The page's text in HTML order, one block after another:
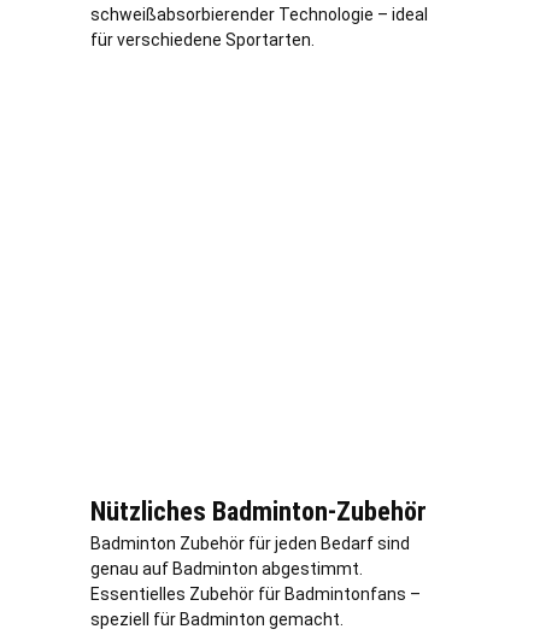
schweißabsorbierender Technologie – ideal
für verschiedene Sportarten.
Nützliches Badminton-Zubehör
Badminton Zubehör für jeden Bedarf sind
genau auf Badminton abgestimmt.
Essentielles Zubehör für Badmintonfans –
speziell für Badminton gemacht.